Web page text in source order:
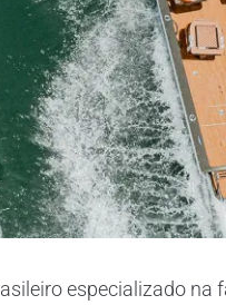
especializado